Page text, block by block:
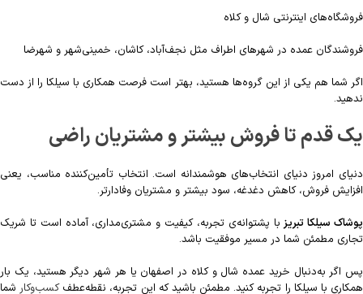
فروشگاه‌های اینترنتی شال و کلاه
فروشندگان عمده در شهرهای اطراف مثل نجف‌آباد، کاشان، خمینی‌شهر و شهرضا
اگر شما هم یکی از این گروه‌ها هستید، بهتر است فرصت همکاری با سیلکا را از دست
ندهید.
یک قدم تا فروش بیشتر و مشتریان راضی
دنیای امروز دنیای انتخاب‌های هوشمندانه است. انتخاب تأمین‌کننده مناسب، یعنی
افزایش فروش، کاهش دغدغه، سود بیشتر و مشتریان وفادارتر.
پوشاک سیلکا تبریزبا پشتوانه‌ی تجربه، کیفیت و مشتری‌مداری، آماده است تا شریک
تجاری مطمئن شما در مسیر موفقیت باشد.
پس اگر به‌دنبال خرید عمده شال و کلاه در اصفهان یا هر شهر دیگر هستید، یک بار
همکاری با سیلکا را تجربه کنید. مطمئن باشید که این تجربه، نقطه‌عطف کسب‌وکار شما